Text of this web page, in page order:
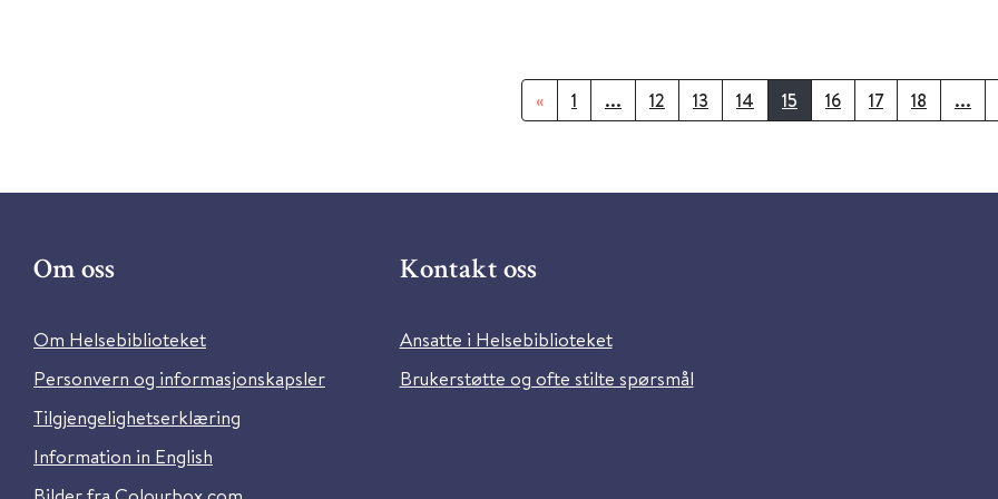
« 1 ... 12 13 14 15 16 17 18 ...
Om oss
Om Helsebiblioteket
Personvern og informasjonskapsler
Tilgjengelighetserklæring
Information in English
Kontakt oss
Ansatte i Helsebiblioteket
Brukerstøtte og ofte stilte spørsmål